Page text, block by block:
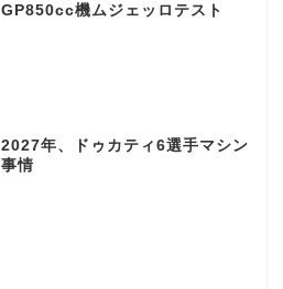
GP850cc機ムジェッロテスト
2027年、ドゥカティ6選手マシン
事情